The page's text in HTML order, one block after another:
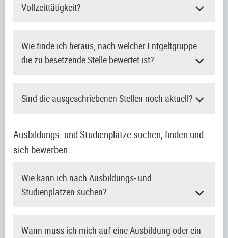
Vollzeittätigkeit?
Wie finde ich heraus, nach welcher Entgeltgruppe
die zu besetzende Stelle bewertet ist?
Sind die ausgeschriebenen Stellen noch aktuell?
Ausbildungs- und Studienplätze suchen, finden und
sich bewerben
Wie kann ich nach Ausbildungs- und
Studienplätzen suchen?
Wann muss ich mich auf eine Ausbildung oder ein